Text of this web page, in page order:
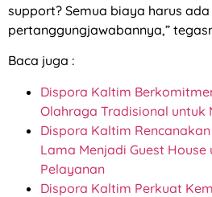
support? Semua biaya harus ada
pertanggungjawabannya,”
Baca juga :
Dispora Kaltim
Olahraga Tradisional untuk
Dispora Kaltim
Lama Menjadi Guest
Pelayanan
Dispora Kaltim Perkuat